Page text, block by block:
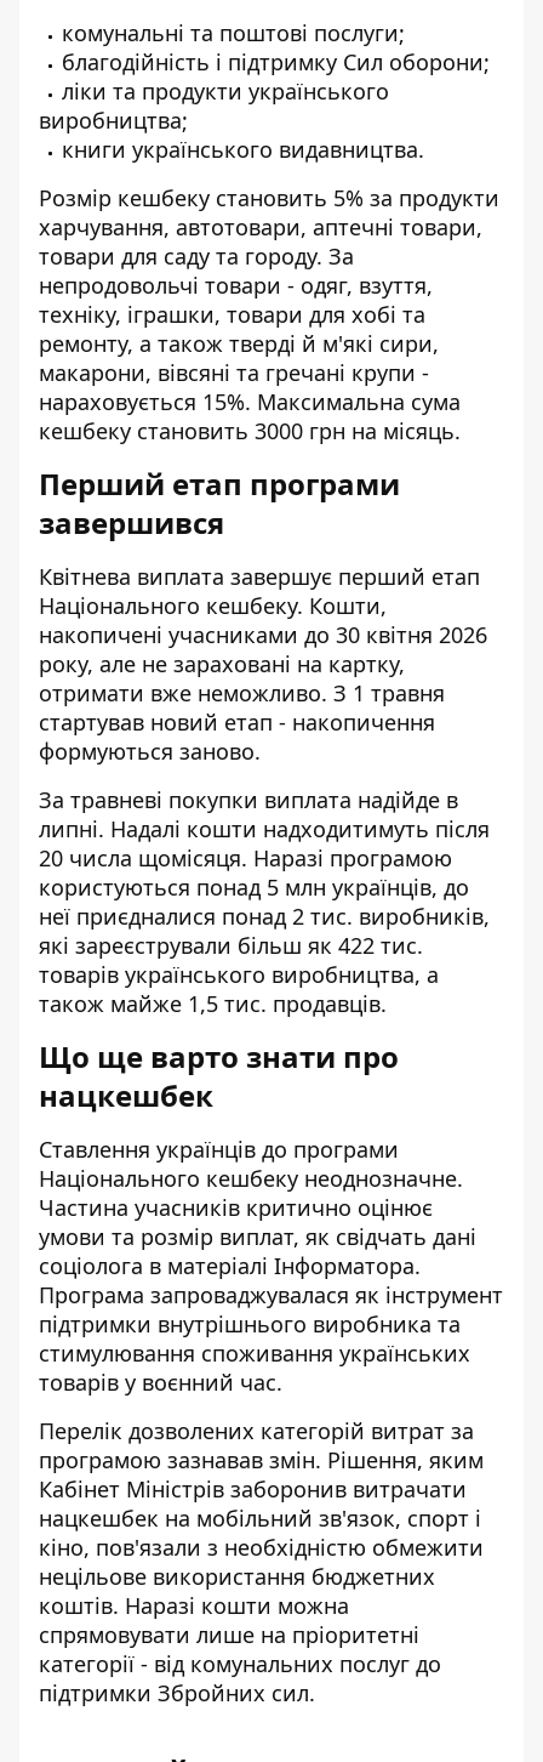
комунальні та поштові послуги;
благодійність і підтримку Сил оборони;
ліки та продукти українського
виробництва;
книги українського видавництва.
Розмір кешбеку становить 5% за продукти
харчування, автотовари, аптечні товари,
товари для саду та городу. За
непродовольчі товари - одяг, взуття,
техніку, іграшки, товари для хобі та
ремонту, а також тверді й м'які сири,
макарони, вівсяні та гречані крупи -
нараховується 15%. Максимальна сума
кешбеку становить 3000 грн на місяць.
Перший етап програми
завершився
Квітнева виплата завершує перший етап
Національного кешбеку. Кошти,
накопичені учасниками до 30 квітня 2026
року, але не зараховані на картку,
отримати вже неможливо. З 1 травня
стартував новий етап - накопичення
формуються заново.
За травневі покупки виплата надійде в
липні. Надалі кошти надходитимуть після
20 числа щомісяця. Наразі програмою
користуються понад 5 млн українців, до
неї приєдналися понад 2 тис. виробників,
які зареєстрували більш як 422 тис.
товарів українського виробництва, а
також майже 1,5 тис. продавців.
Що ще варто знати про
нацкешбек
Ставлення українців до програми
Національного кешбеку неоднозначне.
Частина учасників критично оцінює
умови та розмір виплат, як свідчать дані
соціолога в матеріалі Інформатора.
Програма запроваджувалася як інструмент
підтримки внутрішнього виробника та
стимулювання споживання українських
товарів у воєнний час.
Перелік дозволених категорій витрат за
програмою зазнавав змін. Рішення, яким
Кабінет Міністрів заборонив витрачати
нацкешбек на мобільний зв'язок, спорт і
кіно, пов'язали з необхідністю обмежити
нецільове використання бюджетних
коштів. Наразі кошти можна
спрямовувати лише на пріоритетні
категорії - від комунальних послуг до
підтримки Збройних сил.